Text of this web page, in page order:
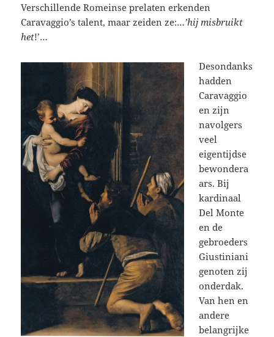
Verschillende Romeinse prelaten erkenden
Caravaggio’s talent, maar zeiden ze:…’hij misbruikt
het!’…
Desondanks
hadden
Caravaggio
en zijn
navolgers
veel
eigentijdse
bewondera
ars. Bij
kardinaal
Del Monte
en de
gebroeders
Giustiniani
genoten zij
onderdak.
Van hen en
andere
belangrijke